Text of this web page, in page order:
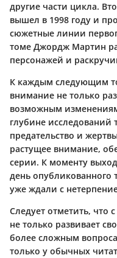
другие части цикла.
вышел в 1998 году и
сюжетные линии
томе Джордж Мартин
персонажей и
К каждым следующим
внимание не только
возможным
глубине исследований
предательство и
растущее внимание,
серии. К моменту
день опубликованного
уже ждали с
Следует отметить, что
не только развивает
более сложным
только у обычных